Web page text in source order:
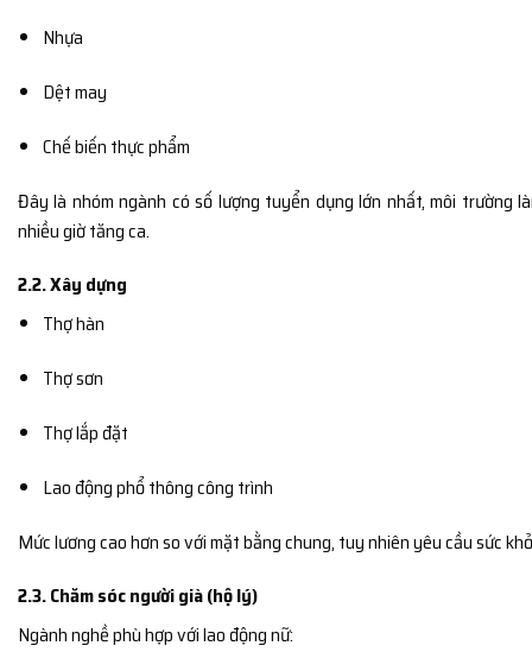
Nhựa
Dệt may
Chế biến thực phẩm
Đây là nhóm ngành có số lượng tuyển dụng lớn nhất, môi trường
nhiều giờ tăng ca.
2.2. Xây dựng
Thợ hàn
Thợ sơn
Thợ lắp đặt
Lao động phổ thông công trình
Mức lương cao hơn so với mặt bằng chung, tuy nhiên yêu cầu sức
2.3. Chăm sóc người già (hộ lý)
Ngành nghề phù hợp với lao động nữ: